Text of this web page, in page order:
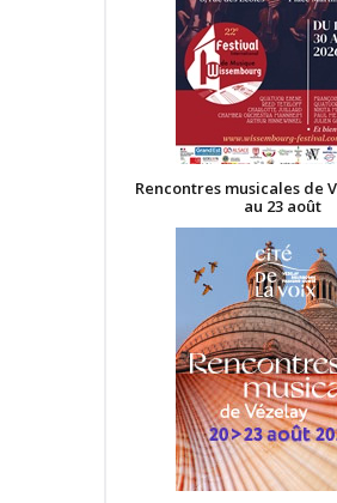
Rencontres musicales de
au 23 août